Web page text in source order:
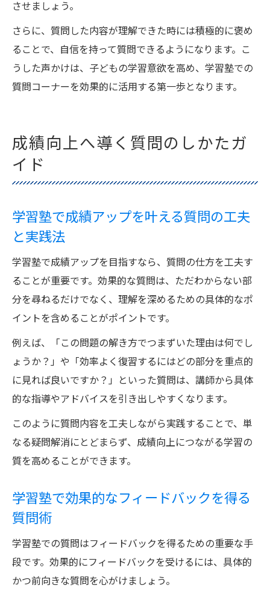
させましょう。
さらに、質問した内容が理解できた時には積極的に褒め
ることで、自信を持って質問できるようになります。こ
うした声かけは、子どもの学習意欲を高め、学習塾での
質問コーナーを効果的に活用する第一歩となります。
成績向上へ導く質問のしかたガ
イド
学習塾で成績アップを叶える質問の工夫
と実践法
学習塾で成績アップを目指すなら、質問の仕方を工夫す
ることが重要です。効果的な質問は、ただわからない部
分を尋ねるだけでなく、理解を深めるための具体的なポ
イントを含めることがポイントです。
例えば、「この問題の解き方でつまずいた理由は何でし
ょうか？」や「効率よく復習するにはどの部分を重点的
に見れば良いですか？」といった質問は、講師から具体
的な指導やアドバイスを引き出しやすくなります。
このように質問内容を工夫しながら実践することで、単
なる疑問解消にとどまらず、成績向上につながる学習の
質を高めることができます。
学習塾で効果的なフィードバックを得る
質問術
学習塾での質問はフィードバックを得るための重要な手
段です。効果的にフィードバックを受けるには、具体的
かつ前向きな質問を心がけましょう。